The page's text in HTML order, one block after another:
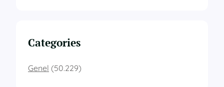
Categories
Genel (50.229)